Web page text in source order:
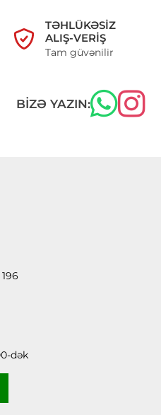
TƏHLÜKƏSIZ
ALIŞ-VERIŞ
Tam güvənilir
BIZƏ YAZIN:
dək